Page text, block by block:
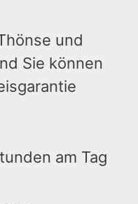
und
Sie können
am Tag